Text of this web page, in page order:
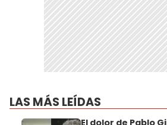
LAS MÁS LEÍDAS